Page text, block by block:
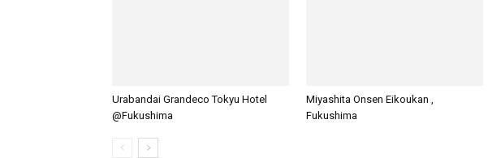
Urabandai Grandeco Tokyu Hotel
@Fukushima
Miyashita Onsen Eikoukan ,
Fukushima